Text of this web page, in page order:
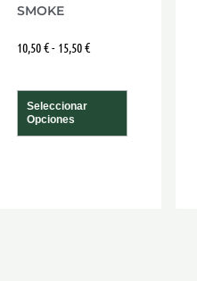
SMOKE
10,50€- 15,50€
Seleccionar
Opciones